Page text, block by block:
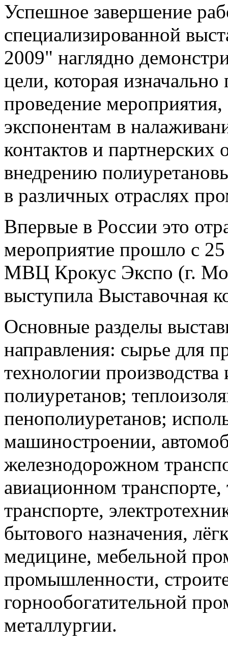
Успешное завершение
специализированной
2009" наглядно
цели, которая
проведение
экспонентам в
контактов и
внедрению
в различных отраслях
Впервые в России это
мероприятие прошло с
МВЦ Крокус Экспо (г.
выступила Выставочная
Основные разделы
направления: сырье для
технологии производства
полиуретанов;
пенополиуретанов;
машиностроении,
железнодорожном
авиационном
транспорте,
бытового назначения,
медицине, мебельной
промышленности,
горнообогатительной
металлургии.